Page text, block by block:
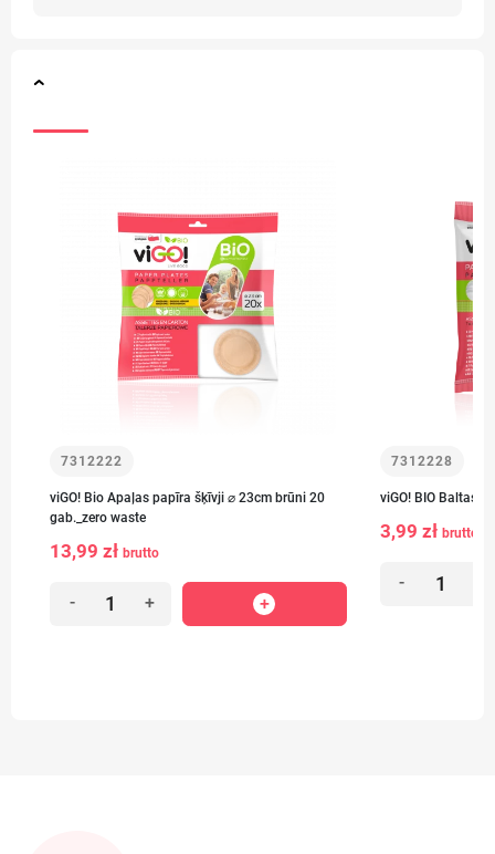
7312222
viGO! Bio Apaļas papīra šķīvji ⌀ 23cm brūni 20
gab._zero waste
13,99 zł brutto
- +
7312228
viGO! BIO Baltas
3,99 zł brutto
-